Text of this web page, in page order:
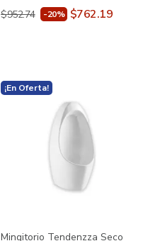
$952.74 -20% $762.19
¡En Oferta!
Mingitorio Tendenzza Seco